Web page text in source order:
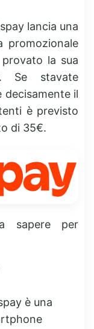
lancia una
promozionale
la sua
Se stavate
decisamente il
è previsto
di 35€.
sapere per
è una